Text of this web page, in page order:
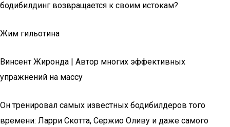
бодибилдинг возвращается к своим истокам?
Жим гильотина
Винсент Жиронда | Автор многих эффективных
упражнений на массу
Он тренировал cамых известных бодибилдеров того
времени: Ларри Скотта, Сержио Оливу и даже самого